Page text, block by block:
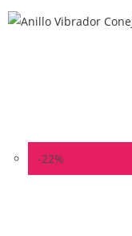
-22%